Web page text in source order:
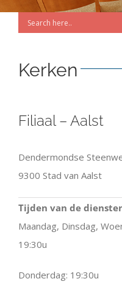
Kerken
Filiaal – Aalst
Dendermondse
9300 Stad van Aalst
Tijden van de
Maandag, Dinsdag,
19:30u
Donderdag: 19:30u